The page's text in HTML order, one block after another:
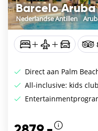
Barcelo
Nederlandse Antillen/
Direct aan Palm
All-inclusive: kids